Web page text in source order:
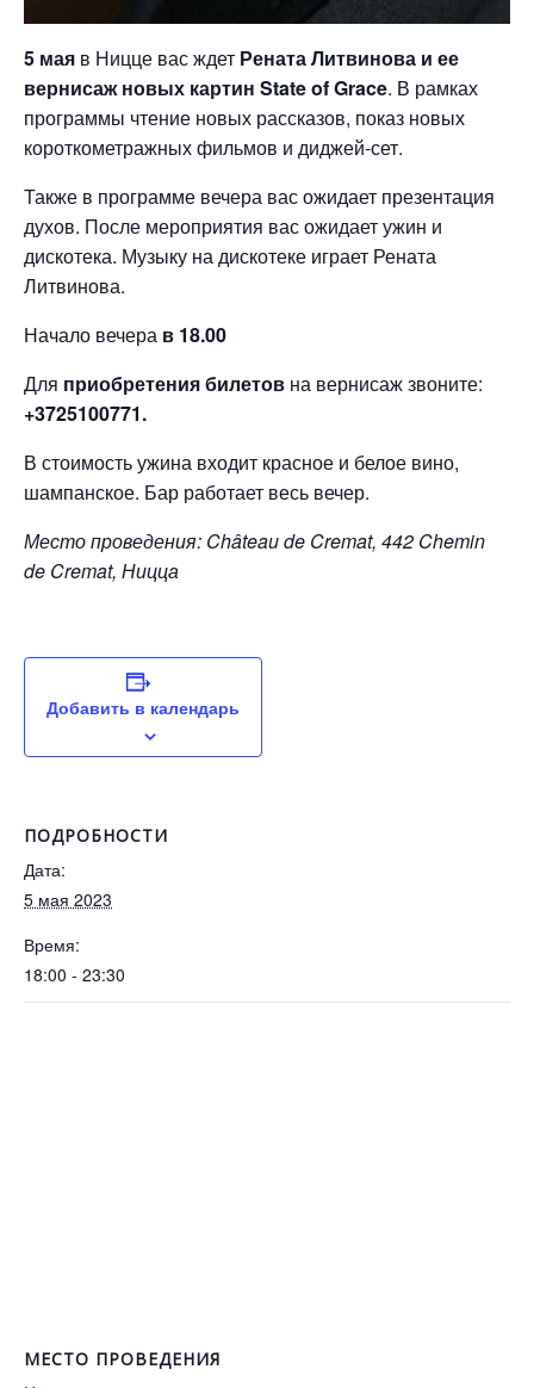
5 мая в Ницце вас ждет Рената Литвинова и ее
вернисаж новых картин State of Grace. В рамках
программы чтение новых рассказов, показ новых
короткометражных фильмов и диджей-сет.
Также в программе вечера вас ожидает презентация
духов. После мероприятия вас ожидает ужин и
дискотека. Музыку на дискотеке играет Рената
Литвинова.
Начало вечера в 18.00
Для приобретения билетов на вернисаж звоните:
+3725100771.
В стоимость ужина входит красное и белое вино,
шампанское. Бар работает весь вечер.
Место проведения: Château de Cremat, 442 Chemin
de Cremat, Ницца
Добавить в календарь
ПОДРОБНОСТИ
Дата:
5 мая 2023
Время:
18:00 - 23:30
МЕСТО ПРОВЕДЕНИЯ